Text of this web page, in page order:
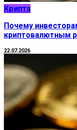
Крипта
Почему
криптовалютным
22.07.2026